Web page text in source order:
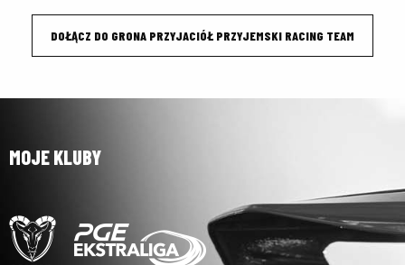
DOŁĄCZ DO GRONA PRZYJACIÓŁ PRZYJEMSKI RACING TEAM
MOJE KLUBY